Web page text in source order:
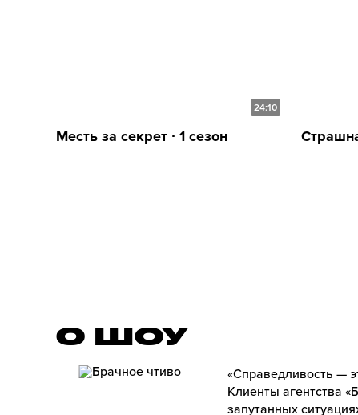
24:10
Месть за секрет ∙ 1 сезон
О ШОУ
«Справедливость —
Клиенты агентства
запутанных